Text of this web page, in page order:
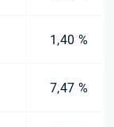
1,40 %
7,47 %